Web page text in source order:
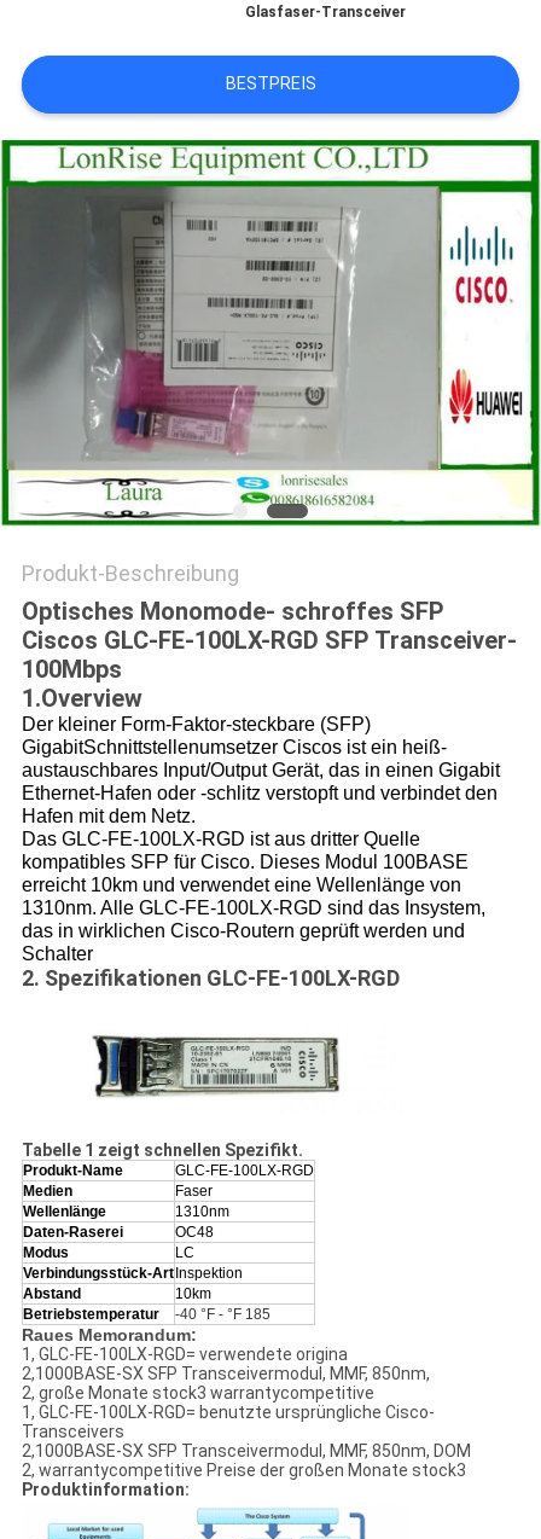
RECHTSSACHEN
SITEMAP
DATENSCHUTZRICHTLINIE
Glasfaser-Transceiver
BESTPREIS
Produkt-Beschreibung
Optisches Monomode- schroffes SFP
Ciscos GLC-FE-100LX-RGD SFP Transceiver-
100Mbps
1.Overview
Der kleiner Form-Faktor-steckbare (SFP)
GigabitSchnittstellenumsetzer Ciscos ist ein heiß-
austauschbares Input/Output Gerät, das in einen Gigabit
Ethernet-Hafen oder -schlitz verstopft und verbindet den
Hafen mit dem Netz.
Das GLC-FE-100LX-RGD ist aus dritter Quelle
kompatibles SFP für Cisco. Dieses Modul 100BASE
erreicht 10km und verwendet eine Wellenlänge von
1310nm. Alle GLC-FE-100LX-RGD sind das Insystem,
das in wirklichen Cisco-Routern geprüft werden und
Schalter
2. Spezifikationen GLC-FE-100LX-RGD
Tabelle 1 zeigt schnellen Spezifikt.
Produkt-Name
GLC-FE-100LX-RGD
Medien
Faser
Wellenlänge
1310nm
Daten-Raserei
OC48
Modus
LC
Verbindungsstück-Art Inspektion
Abstand
10km
Betriebstemperatur
-40 °F - °F 185
Raues Memorandum:
1, GLC-FE-100LX-RGD= verwendete origina
2,1000BASE-SX SFP Transceivermodul, MMF, 850nm,
2, große Monate stock3 warrantycompetitive
1, GLC-FE-100LX-RGD= benutzte ursprüngliche Cisco-
Transceivers
2,1000BASE-SX SFP Transceivermodul, MMF, 850nm, DOM
2, warrantycompetitive Preise der großen Monate stock3
Produktinformation: